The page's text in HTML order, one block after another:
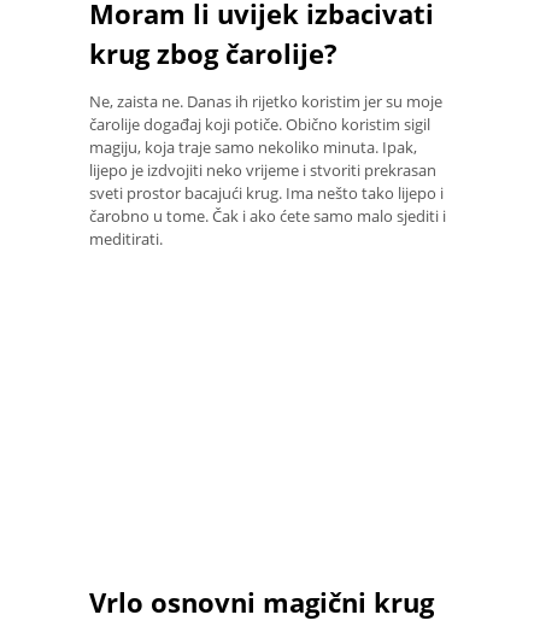
Moram li uvijek izbacivati ​​
krug zbog čarolije?
Ne, zaista ne. Danas ih rijetko koristim jer su moje
čarolije događaj koji potiče. Obično koristim sigil
magiju, koja traje samo nekoliko minuta. Ipak,
lijepo je izdvojiti neko vrijeme i stvoriti prekrasan
sveti prostor bacajući krug. Ima nešto tako lijepo i
čarobno u tome. Čak i ako ćete samo malo sjediti i
meditirati.
Vrlo osnovni magični krug